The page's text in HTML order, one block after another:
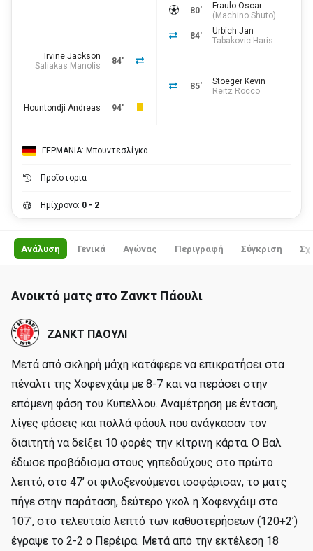
80'
Fraulo Oscar
( Machino Shuto)
84'
Urbich Jan
Tabakovic Haris
84'
Irvine Jackson
Saliakas Manolis
85'
Stoeger Kevin
Reitz Rocco
94'
Hountondji Andreas
ΓΕΡΜΑΝΙΑ: Μπουντεσλίγκα
Προϊστορία
Ημίχρονο: 0 - 2
Ανάλυση Γενικά Αγώνας Περιγραφή Σύγκριση
Ανοικτό ματς στο Ζανκτ Πάουλι
ΖΑΝΚΤ ΠΑΟΥΛΙ
Μετά από σκληρή μάχη κατάφερε να επικρατήσει στα
πέναλτι της Χοφενχάιμ με 8-7 και να περάσει στην
επόμενη φάση του Κυπελλου. Αναμέτρηση με ένταση,
λίγες φάσεις και πολλά φάουλ που ανάγκασαν τον
διαιτητή να δείξει 10 φορές την κίτρινη κάρτα. Ο Βαλ
έδωσε προβάδισμα στους γηπεδούχους στο πρώτο
λεπτό, στο 47’ οι φιλοξενούμενοι ισοφάρισαν, το ματς
πήγε στην παράταση, δεύτερο γκολ η Χοφενχάιμ στο
107’, στο τελευταίο λεπτό των καθυστερήσεων (120+2’)
έγραψε το 2-2 ο Περέιρα. Μετά από την εκτέλεση 18